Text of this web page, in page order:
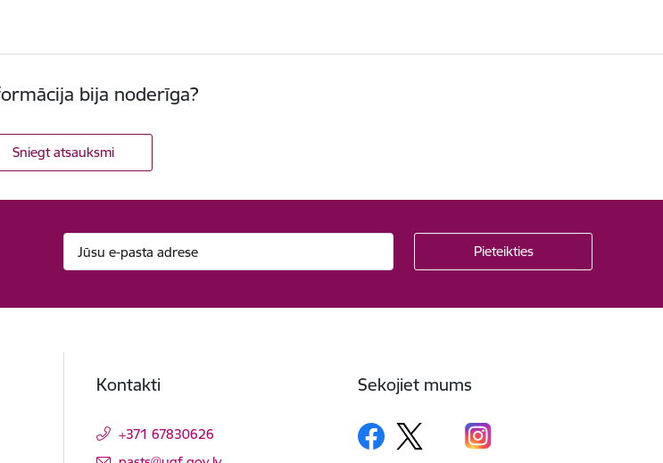
bija noderīga?
Sniegt atsauksmi
Kontakti
+371 67830626
Sekojiet mums